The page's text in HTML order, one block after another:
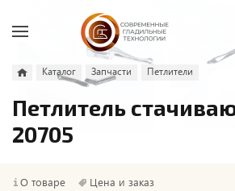
Каталог Запчасти Петлители
Петлитель
20705
О товаре Цена и заказ